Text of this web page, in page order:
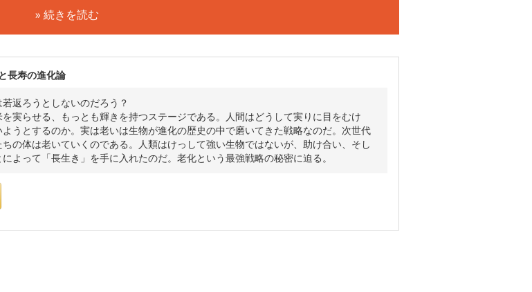
» 続きを読む
長寿の進化論
返ろうとしないのだろう？
実らせる、もっとも輝きを持つステージである。人間はどうして実りに目をむけ
うとするのか。実は老いは生物が進化の歴史の中で磨いてきた戦略なのだ。次世代
の体は老いていくのである。人類はけっして強い生物ではないが、助け合い、そし
よって「長生き」を手に入れたのだ。老化という最強戦略の秘密に迫る。